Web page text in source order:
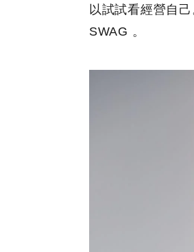
以試試看經營自
SWAG 。